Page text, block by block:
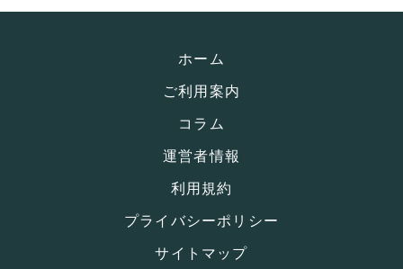
ホーム
ご利用案内
コラム
運営者情報
利用規約
プライバシーポリシー
サイトマップ